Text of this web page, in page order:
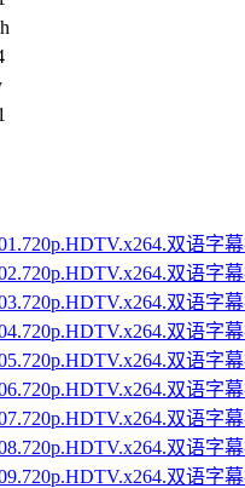
双语字
双语字
双语字
双语字
双语字
双语字
双语字
双语字
双语字